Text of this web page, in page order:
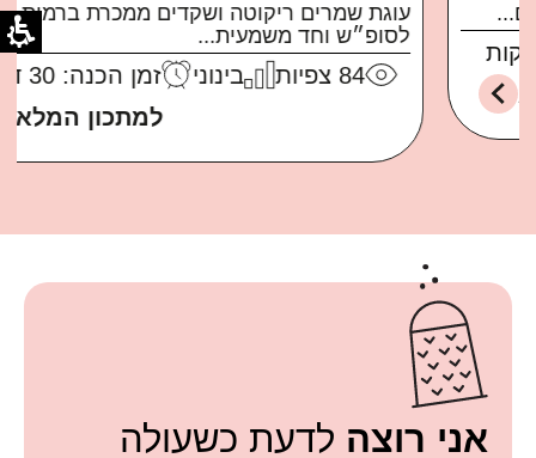
עוגת שמרים ריקוטה ושקדים ממכרת ברמות בול
לסופ״ש וחד משמעית...
צפיות בינוני
זמן הכנה: 30 דקות
למתכון המלא
אני רוצה לדעת כשעולה